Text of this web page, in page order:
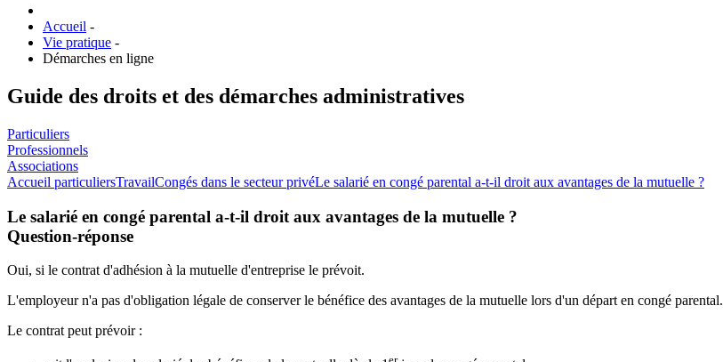
Accueil -
Vie pratique -
Démarches en ligne
Guide des droits et des démarches administratives
Particuliers
Professionnels
Associations
Accueil particuliersTravailCongés dans le secteur privéLe salarié en congé parental a-t-il droit aux avantages de la mutuelle ?
Le salarié en congé parental a-t-il droit aux avantages de la mutuelle ?
Question-réponse
Oui, si le contrat d'adhésion à la mutuelle d'entreprise le prévoit.
L'employeur n'a pas d'obligation légale de conserver le bénéfice des avantages de la mutuelle lors d'un départ en congé parental.
Le contrat peut prévoir :